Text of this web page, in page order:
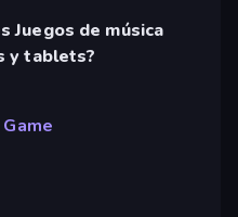
Juegos de música
y tablets?